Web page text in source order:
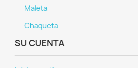
Maleta
Chaqueta
SU CUENTA